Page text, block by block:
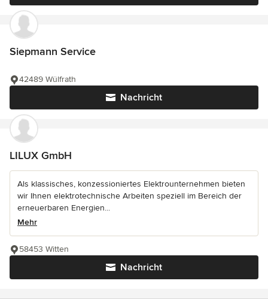
Siepmann Service
Nachricht
42489 Wülfrath
LILUX GmbH
Als klassisches, konzessioniertes Elektrounternehmen bieten
wir Ihnen elektrotechnische Arbeiten speziell im Bereich der
erneuerbaren Energien...
Mehr
Nachricht
58453 Witten